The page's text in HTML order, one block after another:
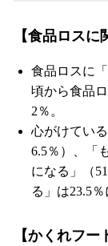
【食品ロスに
食品ロスに
頃から食品
2％。
心がけてい
6.5％）、「
になる」（
る」は23.5％
【かくれフー